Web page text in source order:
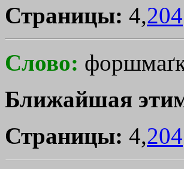
Страницы: 4,204
Слово:
Ближайшая
Страницы: 4,204